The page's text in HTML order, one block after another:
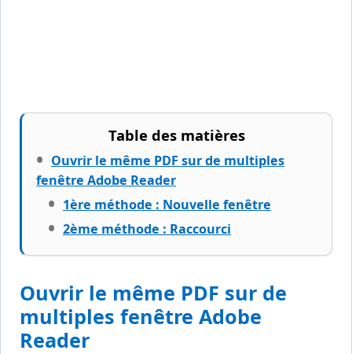
Table des matières
Ouvrir le même PDF sur de multiples
fenêtre Adobe Reader
1ère méthode : Nouvelle fenêtre
2ème méthode : Raccourci
Ouvrir le même PDF sur de
multiples fenêtre Adobe
Reader